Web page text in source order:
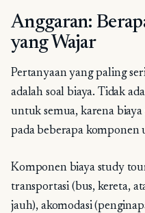
Anggaran:
yang Wajar
Pertanyaan yang paling
adalah soal biaya. Tidak
untuk semua, karena
pada beberapa komponen
Komponen biaya study
transportasi (bus, kereta,
jauh), akomodasi